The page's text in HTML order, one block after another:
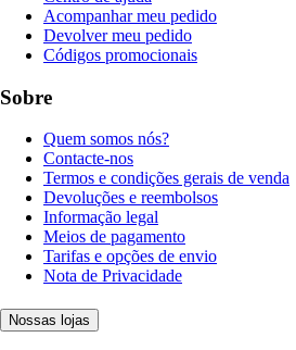
Acompanhar meu pedido
Devolver meu pedido
Códigos promocionais
Sobre
Quem somos nós?
Contacte-nos
Termos e condições gerais de venda
Devoluções e reembolsos
Informação legal
Meios de pagamento
Tarifas e opções de envio
Nota de Privacidade
Nossas lojas